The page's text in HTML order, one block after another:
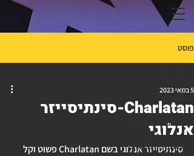
פוסט
פלאגינים חינמיים
סאמפלים חינמיים
Charlatan-סינתיסייזר
אנלוגי
5 במאי 2023
סינתיסייזר אנלוגי בשם Charlatan פשוט וקל